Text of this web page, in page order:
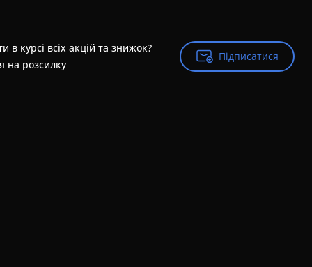
в курсі всіх акцій та знижок?
на розсилку
Підписатися
Підписатися